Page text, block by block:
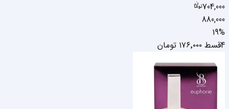
704,000
880,000
19%
4قسط
۱۷۶٬۰۰۰ تومان